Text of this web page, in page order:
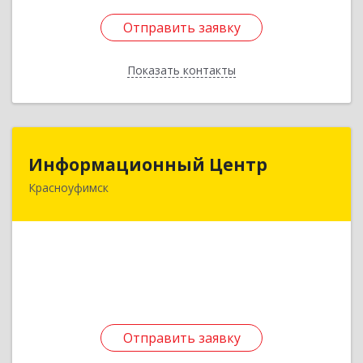
Отправить заявку
Показать контакты
Отправить заявку
Назад
Информационный Центр
Красноуфимск
Отправить заявку
Информационный Центр
623300, Свердловская обл, Красноуфимск г,
Отправить заявку